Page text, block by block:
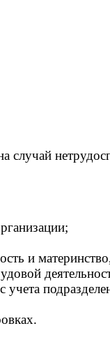
случай
и
учета